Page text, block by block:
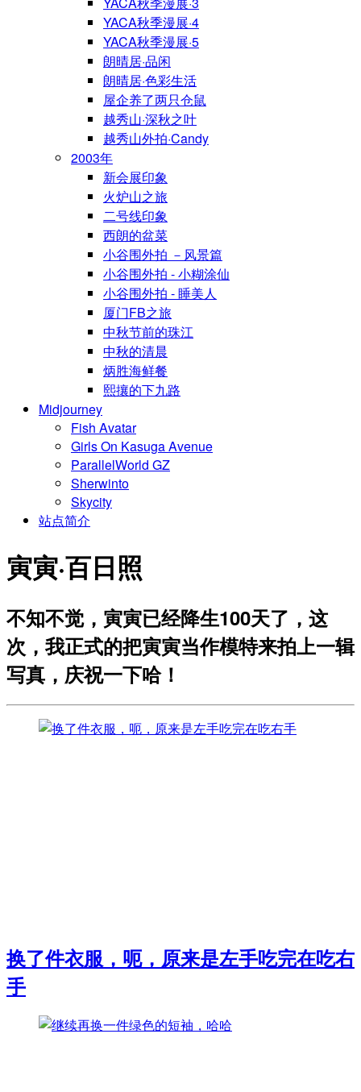
YACA秋季漫展·4
YACA秋季漫展·5
朗晴居·品闲
朗晴居·色彩生活
屋企养了两只仓鼠
越秀山·深秋之叶
越秀山外拍·Candy
2003年
新会展印象
火炉山之旅
二号线印象
西朗的盆菜
小谷围外拍 －风景篇
小谷围外拍 - 小糊涂仙
小谷围外拍 - 睡美人
厦门FB之旅
中秋节前的珠江
中秋的清晨
炳胜海鲜餐
熙攘的下九路
Midjourney
Fish Avatar
Girls On Kasuga Avenue
ParallelWorld GZ
Sherwinto
Skycity
站点简介
寅寅·百日照
不知不觉，寅寅已经降生100天了，这
次，我正式的把寅寅当作模特来拍上一辑
写真，庆祝一下哈！
换了件衣服，呃，原来是左手吃完在吃右
手